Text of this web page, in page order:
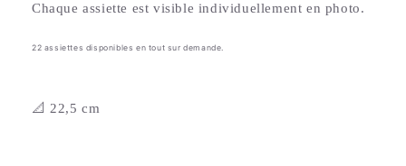
Chaque assiette est visible individuellement en photo.
22 assiettes disponibles en tout sur demande.
📐 22,5 cm